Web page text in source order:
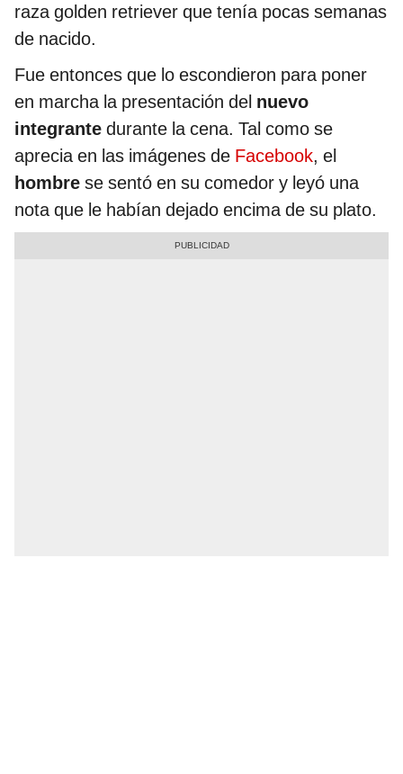
raza golden retriever que tenía pocas semanas
de nacido.
Fue entonces que lo escondieron para poner
en marcha la presentación del nuevo
integrante durante la cena. Tal como se
aprecia en las imágenes de Facebook, el
hombre se sentó en su comedor y leyó una
nota que le habían dejado encima de su plato.